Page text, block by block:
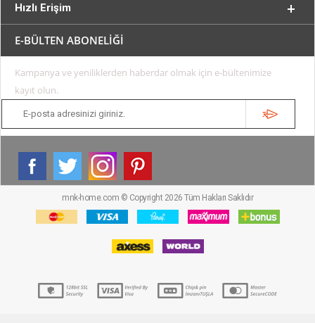
Hızlı Erişim
E-BÜLTEN ABONELİĞİ
Kampanya ve yeniliklerden haberdar olmak için e-bültenimize
kayıt olun.
mnk-home.com © Copyright 2026 Tüm Hakları Saklıdır